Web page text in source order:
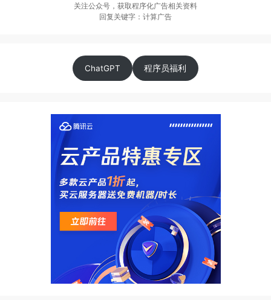
关注公众号，获取程序化广告相关资料
回复关键字：计算广告
ChatGPT 程序员福利